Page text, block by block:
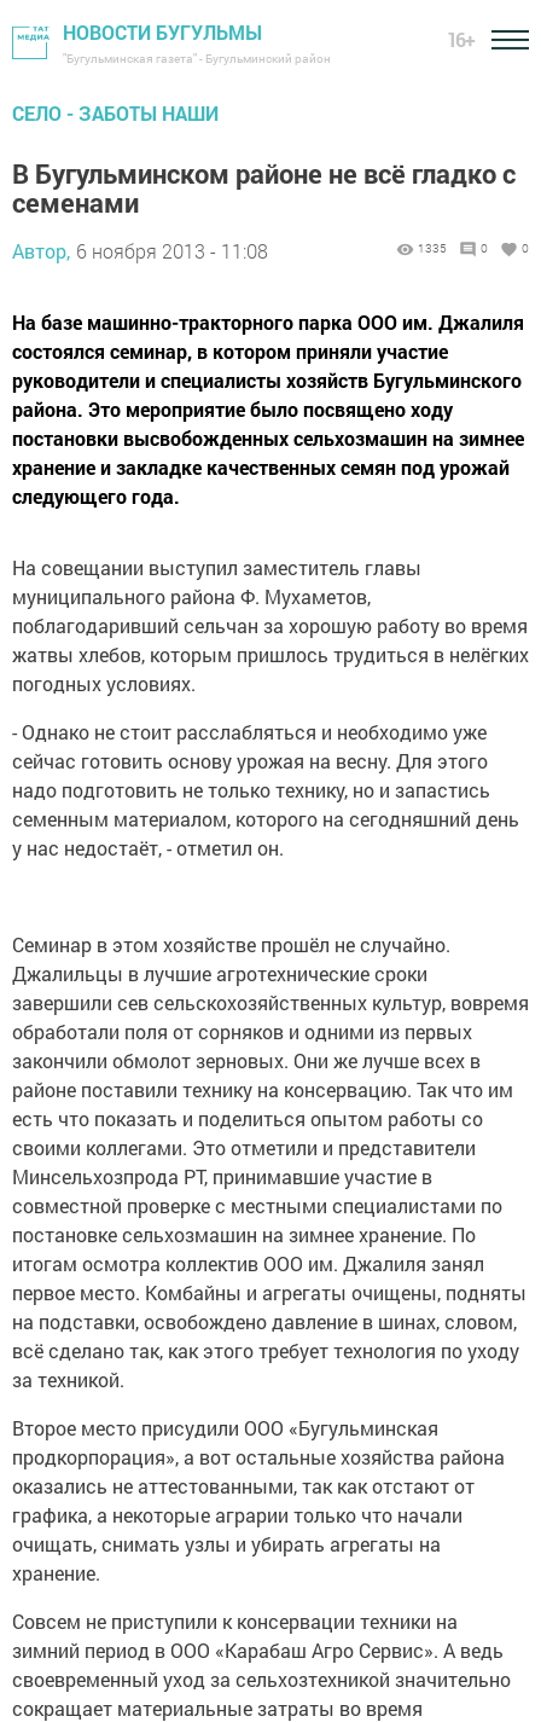
НОВОСТИ БУГУЛЬМЫ
"Бугульминская газета" - Бугульминский район
16+
СЕЛО - ЗАБОТЫ НАШИ
В Бугульминском районе не всё гладко с
семенами
Автор, 6 ноября 2013 - 11:08 1335 0 0
На базе машинно-тракторного парка ООО им. Джалиля
состоялся семинар, в котором приняли участие
руководители и специалисты хозяйств Бугульминского
района. Это мероприятие было посвящено ходу
постановки высвобожденных сельхозмашин на зимнее
хранение и закладке качественных семян под урожай
следующего года.
На совещании выступил заместитель главы
муниципального района Ф. Мухаметов,
поблагодаривший сельчан за хорошую работу во время
жатвы хлебов, которым пришлось трудиться в нелёгких
погодных условиях.
- Однако не стоит расслабляться и необходимо уже
сейчас готовить основу урожая на весну. Для этого
надо подготовить не только технику, но и запастись
семенным материалом, которого на сегодняшний день
у нас недостаёт, - отметил он.
Семинар в этом хозяйстве прошёл не случайно.
Джалильцы в лучшие агротехнические сроки
завершили сев сельскохозяйственных культур, вовремя
обработали поля от сорняков и одними из первых
закончили обмолот зерновых. Они же лучше всех в
районе поставили технику на консервацию. Так что им
есть что показать и поделиться опытом работы со
своими коллегами. Это отметили и представители
Минсельхозпрода РТ, принимавшие участие в
совместной проверке с местными специалистами по
постановке сельхозмашин на зимнее хранение. По
итогам осмотра коллектив ООО им. Джалиля занял
первое место. Комбайны и агрегаты очищены, подняты
на подставки, освобождено давление в шинах, словом,
всё сделано так, как этого требует технология по уходу
за техникой.
Второе место присудили ООО «Бугульминская
продкорпорация», а вот остальные хозяйства района
оказались не аттестованными, так как отстают от
графика, а некоторые аграрии только что начали
очищать, снимать узлы и убирать агрегаты на
хранение.
Совсем не приступили к консервации техники на
зимний период в ООО «Карабаш Агро Сервис». А ведь
своевременный уход за сельхозтехникой значительно
сокращает материальные затраты во время